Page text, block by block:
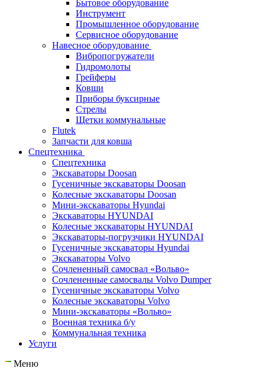
Бытовое оборудование
Инструмент
Промышленное оборудование
Сервисное оборудование
Навесное оборудование
Вибропогружатели
Гидромолоты
Грейферы
Ковши
Приборы буксирные
Стрелы
Щетки коммунальные
Flutek
Запчасти для ковша
Спецтехника
Спецтехника
Экскаваторы Doosan
Гусеничные экскаваторы Doosan
Колесные экскаваторы Doosan
Мини-экскаваторы Hyundai
Экскаваторы HYUNDAI
Колесные экскаваторы HYUNDAI
Экскаваторы-погрузчики HYUNDAI
Гусеничные экскаваторы Hyundai
Экскаваторы Volvo
Сочлененный самосвал «Вольво»
Сочлененные самосвалы Volvo Dumper
Гусеничные экскаваторы Volvo
Колесные экскаваторы Volvo
Мини-экскаваторы «Вольво»
Военная техника б/у
Коммунальная техника
Услуги
Меню